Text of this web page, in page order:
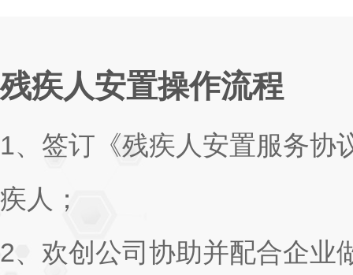
残疾人安置操作流程
1、签订《残疾人安置服务协
疾人；
2、欢创公司协助并配合企业